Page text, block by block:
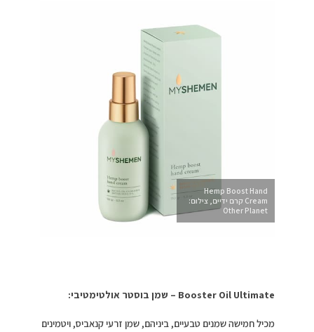
Hemp Boost Hand
Cream קרם ידיים, צילום:
Other Planet
Booster Oil Ultimate – שמן בוסטר אולטימטיבי:
מכיל חמישה שמנים טבעיים, ביניהם, שמן זרעי קנאביס, ויטמינים